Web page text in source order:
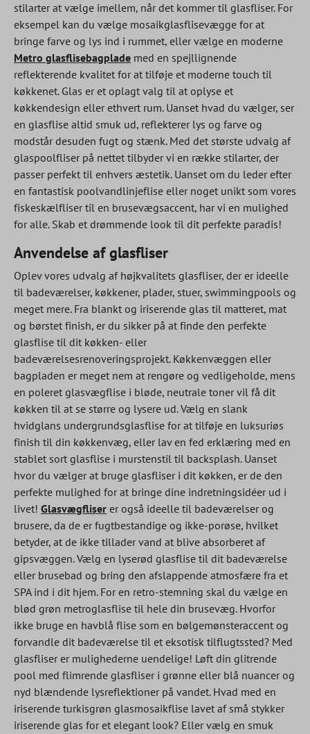
stilarter at vælge imellem, når det kommer til glasfliser. For
eksempel kan du vælge mosaikglasflisevægge for at
bringe farve og lys ind i rummet, eller vælge en moderne
Metro glasflisebagplade med en spejllignende
reflekterende kvalitet for at tilføje et moderne touch til
køkkenet. Glas er et oplagt valg til at oplyse et
køkkendesign eller ethvert rum. Uanset hvad du vælger, ser
en glasflise altid smuk ud, reflekterer lys og farve og
modstår desuden fugt og stænk. Med det største udvalg af
glaspoolfliser på nettet tilbyder vi en række stilarter, der
passer perfekt til enhvers æstetik. Uanset om du leder efter
en fantastisk poolvandlinjeflise eller noget unikt som vores
fiskeskælfliser til en brusevægsaccent, har vi en mulighed
for alle. Skab et drømmende look til dit perfekte paradis!
Anvendelse af glasfliser
Oplev vores udvalg af højkvalitets glasfliser, der er ideelle
til badeværelser, køkkener, plader, stuer, swimmingpools og
meget mere. Fra blankt og iriserende glas til matteret, mat
og børstet finish, er du sikker på at finde den perfekte
glasflise til dit køkken- eller
badeværelsesrenoveringsprojekt. Køkkenvæggen eller
bagpladen er meget nem at rengøre og vedligeholde, mens
en poleret glasvægflise i bløde, neutrale toner vil få dit
køkken til at se større og lysere ud. Vælg en slank
hvidglans undergrundsglasflise for at tilføje en luksuriøs
finish til din køkkenvæg, eller lav en fed erklæring med en
stablet sort glasflise i murstenstil til backsplash. Uanset
hvor du vælger at bruge glasfliser i dit køkken, er de den
perfekte mulighed for at bringe dine indretningsidéer ud i
livet! Glasvægfliser er også ideelle til badeværelser og
brusere, da de er fugtbestandige og ikke-porøse, hvilket
betyder, at de ikke tillader vand at blive absorberet af
gipsvæggen. Vælg en lyserød glasflise til dit badeværelse
eller brusebad og bring den afslappende atmosfære fra et
SPA ind i dit hjem. For en retro-stemning skal du vælge en
blød grøn metroglasflise til hele din brusevæg. Hvorfor
ikke bruge en havblå flise som en bølgemønsteraccent og
forvandle dit badeværelse til et eksotisk tilflugtssted? Med
glasfliser er mulighederne uendelige! Løft din glitrende
pool med flimrende glasfliser i grønne eller blå nuancer og
nyd blændende lysreflektioner på vandet. Hvad med en
iriserende turkisgrøn glasmosaikflise lavet af små stykker
iriserende glas for et elegant look? Eller vælg en smuk